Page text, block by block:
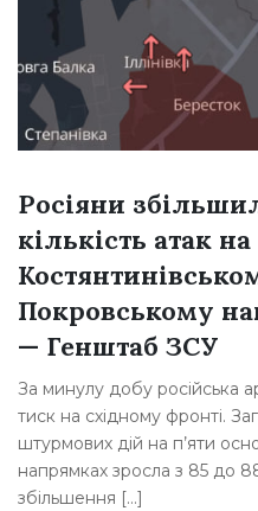
Росіяни
кількість атак на
Покровському
— Генштаб ЗСУ
За минулу добу російська
тиск на східному фронті.
штурмових дій на п’яти
напрямках зросла з 85 до
збільшення […]